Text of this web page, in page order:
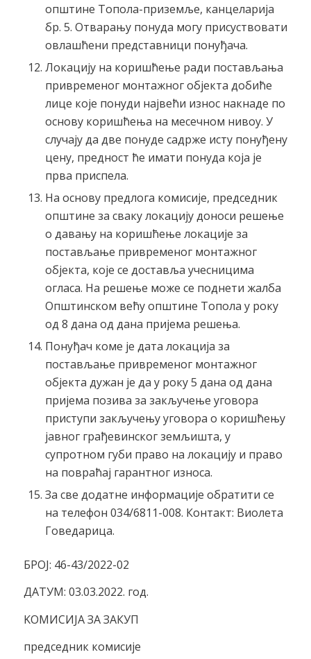
општине Топола-приземље, канцеларија
бр. 5. Отварању понуда могу присуствовати
овлашћени представници понуђача.
Локацију на коришћење ради постављања
привременог монтажног објекта добиће
лице које понуди највећи износ накнаде по
основу коришћења на месечном нивоу. У
случају да две понуде садрже исту понуђену
цену, предност ће имати понуда која је
прва приспела.
На основу предлога комисије, председник
општине за сваку локацију доноси решење
о давању на коришћење локације за
постављање привременог монтажног
објекта, које се доставља учесницима
огласа. На решење може се поднети жалба
Општинском већу општине Топола у року
од 8 дана од дана пријема решења.
Понуђач коме је дата локација за
постављање привременог монтажног
објекта дужан је да у року 5 дана од дана
пријема позива за закључење уговора
приступи закључењу уговора о коришћењу
јавног грађевинског земљишта, у
супротном губи право на локацију и право
на повраћај гарантног износа.
За све додатне информације обратити се
на телефон 034/6811-008. Контакт: Виолета
Говедарица.
БРОЈ: 46-43/2022-02
ДАТУМ: 03.03.2022. год.
KOMИСИЈА ЗА ЗАКУП
председник комисије